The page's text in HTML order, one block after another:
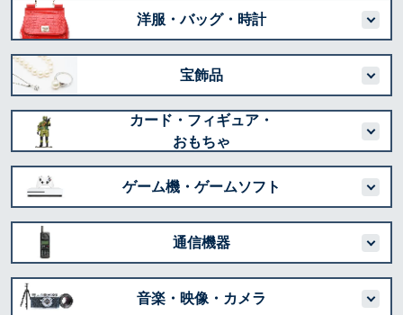
洋服・バッグ・時計
宝飾品
カード・フィギュア・
おもちゃ
ゲーム機・ゲームソフト
通信機器
音楽・映像・カメラ